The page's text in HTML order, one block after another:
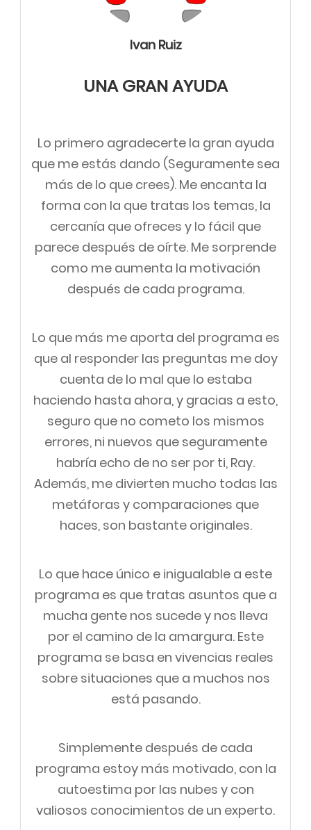
Ivan Ruiz
UNA GRAN AYUDA
Lo primero agradecerte la gran ayuda
que me estás dando (Seguramente sea
más de lo que crees). Me encanta la
forma con la que tratas los temas, la
cercanía que ofreces y lo fácil que
parece después de oírte. Me sorprende
como me aumenta la motivación
después de cada programa.
Lo que más me aporta del programa es
que al responder las preguntas me doy
cuenta de lo mal que lo estaba
haciendo hasta ahora, y gracias a esto,
seguro que no cometo los mismos
errores, ni nuevos que seguramente
habría echo de no ser por ti, Ray.
Además, me divierten mucho todas las
metáforas y comparaciones que
haces, son bastante originales.
Lo que hace único e inigualable a este
programa es que tratas asuntos que a
mucha gente nos sucede y nos lleva
por el camino de la amargura. Este
programa se basa en vivencias reales
sobre situaciones que a muchos nos
está pasando.
Simplemente después de cada
programa estoy más motivado, con la
autoestima por las nubes y con
valiosos conocimientos de un experto.